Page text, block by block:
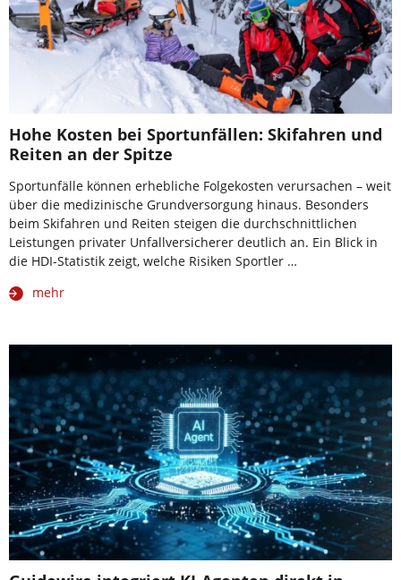
Hohe Kosten bei Sportunfällen: Skifahren und
Reiten an der Spitze
Sportunfälle können erhebliche Folgekosten verursachen – weit
über die medizinische Grundversorgung hinaus. Besonders
beim Skifahren und Reiten steigen die durchschnittlichen
Leistungen privater Unfallversicherer deutlich an. Ein Blick in
die HDI-Statistik zeigt, welche Risiken Sportler …
mehr